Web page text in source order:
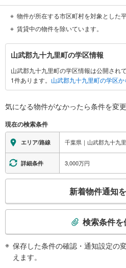
物件が所在する市区町村を対象とした
賃貸中の物件を除いています。
山
武
郡
九
九
町
に
関
す
る
山武郡九十九里町の学区情報
山武郡九十九里町の学区情報は公開され
1件あります。 山武郡九十九里町の学区
気になる物件がなかったら条件を変
現在の検索条件
エリア/路線 千葉県｜山武郡九十九
詳細条件 3,000万円
検
新着物件通知
検索条件を
保存した条件の確認・通知設定の
えます。